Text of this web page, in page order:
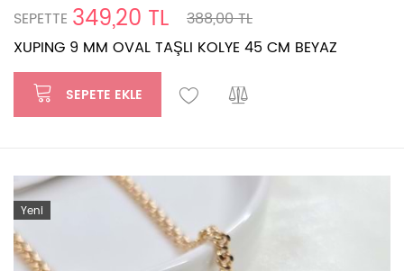
SEPETTE 349,20 TL
388,00 TL
XUPING 9 MM OVAL TAŞLI KOLYE 45 CM BEYAZ
SEPETE EKLE
Yeni